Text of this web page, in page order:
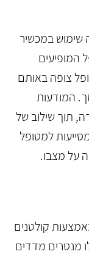
שימוש במכשיר
המופיעים
צופה באותם
המודעות
תוך שילוב של
למטופל
על מצבו.
קולטנים
מנטרים מדדים